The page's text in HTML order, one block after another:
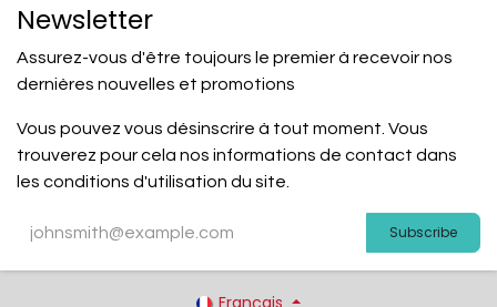
Newsletter
Assurez-vous d'être toujours le premier à recevoir nos
dernières nouvelles et promotions
Vous pouvez vous désinscrire à tout moment. Vous
trouverez pour cela nos informations de contact dans
les conditions d'utilisation du site.
Subscribe
Français